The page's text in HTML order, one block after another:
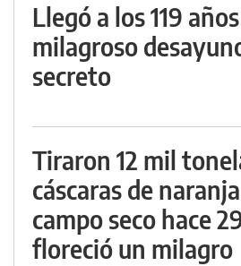
Llegó a los 119
milagroso
secreto
Tiraron 12 mil
cáscaras de
campo seco hace
floreció un milagro